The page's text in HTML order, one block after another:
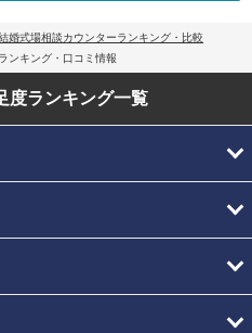
婚式場相談カウンターランキング・比較
ンキング・口コミ情報
度ランキング一覧